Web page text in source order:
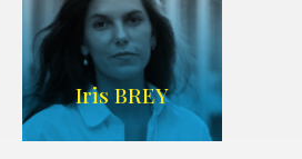
IMDB/SITE
Iris BREY